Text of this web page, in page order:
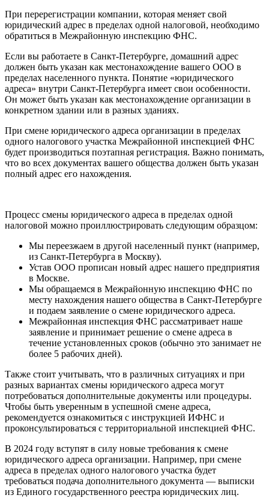
При перерегистрации компании, которая меняет свой
юридический адрес в пределах одной налоговой, необходимо
обратиться в Межрайонную инспекцию ФНС.
Если вы работаете в Санкт-Петербурге, домашний адрес
должен быть указан как местонахождение вашего ООО в
пределах населенного пункта. Понятие «юридического
адреса» внутри Санкт-Петербурга имеет свои особенности.
Он может быть указан как местонахождение организации в
конкретном здании или в разных зданиях.
При смене юридического адреса организации в пределах
одного налогового участка Межрайонной инспекцией ФНС
будет производиться поэтапная регистрация. Важно понимать,
что во всех документах вашего общества должен быть указан
полный адрес его нахождения.
Процесс смены юридического адреса в пределах одной
налоговой можно проиллюстрировать следующим образцом:
Мы переезжаем в другой населенный пункт (например,
из Санкт-Петербурга в Москву).
Устав ООО прописан новый адрес нашего предприятия
в Москве.
Мы обращаемся в Межрайонную инспекцию ФНС по
месту нахождения нашего общества в Санкт-Петербурге
и подаем заявление о смене юридического адреса.
Межрайонная инспекция ФНС рассматривает наше
заявление и принимает решение о смене адреса в
течение установленных сроков (обычно это занимает не
более 5 рабочих дней).
Также стоит учитывать, что в различных ситуациях и при
разных вариантах смены юридического адреса могут
потребоваться дополнительные документы или процедуры.
Чтобы быть уверенным в успешной смене адреса,
рекомендуется ознакомиться с инструкцией ИФНС и
проконсультироваться с территориальной инспекцией ФНС.
В 2024 году вступят в силу новые требования к смене
юридического адреса организации. Например, при смене
адреса в пределах одного налогового участка будет
требоваться подача дополнительного документа — выписки
из Единого государственного реестра юридических лиц.